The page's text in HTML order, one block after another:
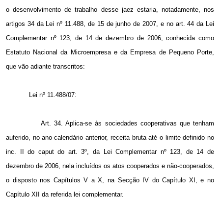
o desenvolvimento de trabalho desse jaez estaria, notadamente, nos
artigos 34 da Lei nº 11.488, de 15 de junho de 2007, e no art. 44 da Lei
Complementar nº 123, de 14 de dezembro de 2006, conhecida como
Estatuto Nacional da Microempresa e da Empresa de Pequeno Porte,
que vão adiante transcritos:
Lei nº 11.488/07:
Art. 34. Aplica-se às sociedades cooperativas que tenham
auferido, no ano-calendário anterior, receita bruta até o limite definido no
inc. II do caput do art. 3º, da Lei Complementar nº 123, de 14 de
dezembro de 2006, nela incluídos os atos cooperados e não-cooperados,
o disposto nos Capítulos V a X, na Secção IV do Capítulo XI, e no
Capítulo XII da referida lei complementar.